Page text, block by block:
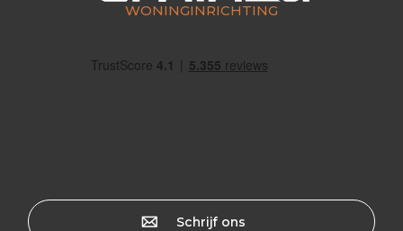
WONINGINRICHTING
Schrijf ons